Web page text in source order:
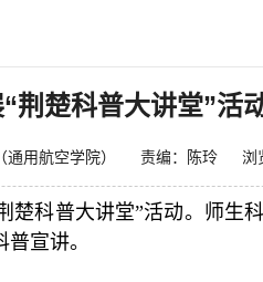
荆楚科普大讲堂”活
通用航空学院） 责编：陈玲 浏
科普大讲堂”活动。师生
宣讲。